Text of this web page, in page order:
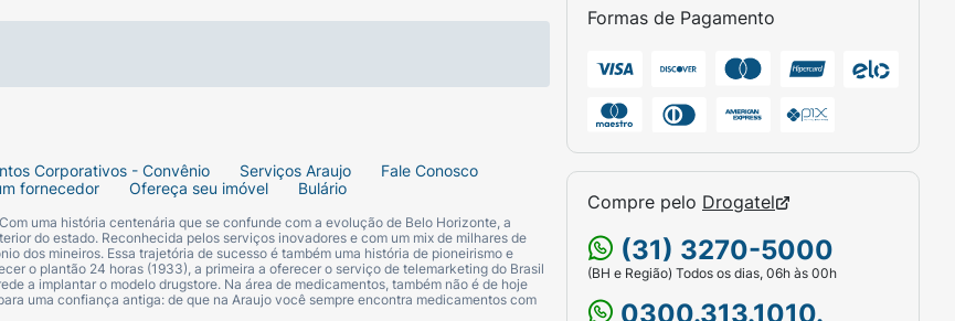
Corporativos - Convênio Serviços Araujo
Fale Conosco
fornecedor Ofereça seu imóvel Bulário
uma história centenária que se confunde com a evolução de Belo Horizonte, a
do estado. Reconhecida pelos serviços inovadores e com um mix de milhares de
dos mineiros. Essa trajetória de sucesso é também uma história de pioneirismo e
o plantão 24 horas (1933), a primeira a oferecer o serviço de telemarketing do Brasil
a implantar o modelo drugstore. Na área de medicamentos, também não é de hoje
uma confiança antiga: de que na Araujo você sempre encontra medicamentos com
Formas de Pagamento
Compre pelo Drogatel
(31) 3270-5000
(BH e Região) Todos os dias, 06h às 00h
0300.313.1010.